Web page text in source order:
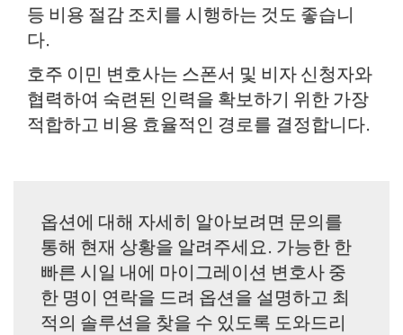
등 비용 절감 조치를 시행하는 것도 좋습니
다.
호주 이민 변호사는 스폰서 및 비자 신청자와
협력하여 숙련된 인력을 확보하기 위한 가장
적합하고 비용 효율적인 경로를 결정합니다.
옵션에 대해 자세히 알아보려면 문의를
통해 현재 상황을 알려주세요. 가능한 한
빠른 시일 내에 마이그레이션 변호사 중
한 명이 연락을 드려 옵션을 설명하고 최
적의 솔루션을 찾을 수 있도록 도와드리